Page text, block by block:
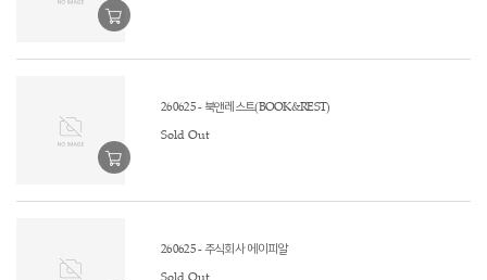
260625 - 북앤레스트(BOOK&REST)
Sold Out
260625 - 주식회사 에이피알